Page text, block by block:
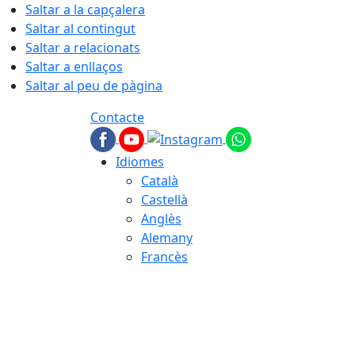
Saltar a la capçalera
Saltar al contingut
Saltar a relacionats
Saltar a enllaços
Saltar al peu de pàgina
Contacte
Idiomes
Català
Castellà
Anglès
Alemany
Francès